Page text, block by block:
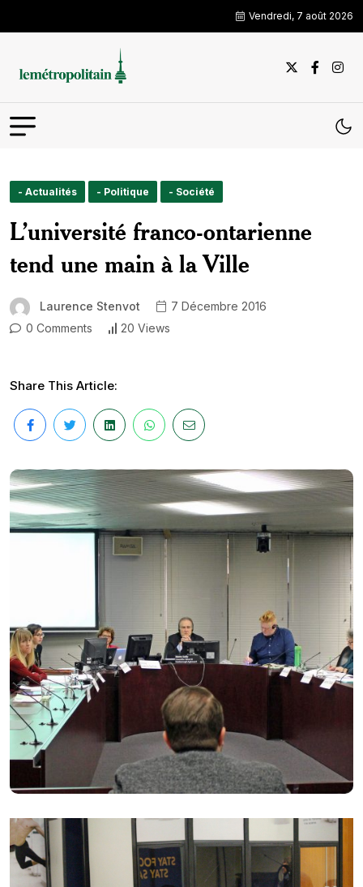
Vendredi, 7 août 2026
- Actualités - Politique - Société
L’université franco-ontarienne
tend une main à la Ville
Laurence Stenvot
7 Décembre 2016
0 Comments
20 Views
Share This Article: